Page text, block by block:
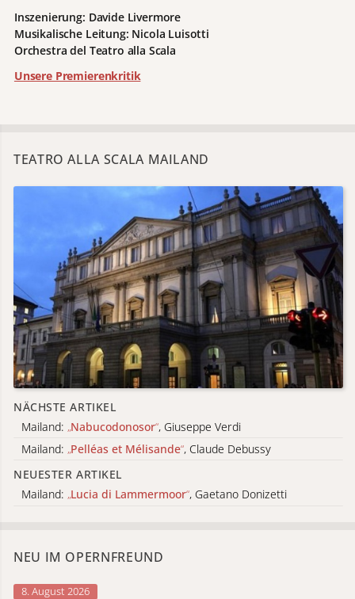
Inszenierung: Davide Livermore
Musikalische Leitung: Nicola Luisotti
Orchestra del Teatro alla Scala
Unsere Premierenkritik
TEATRO ALLA SCALA MAILAND
NÄCHSTE ARTIKEL
Mailand: „Nabucodonosor“, Giuseppe Verdi
Mailand: „Pelléas et Mélisande“, Claude Debussy
NEUESTER ARTIKEL
Mailand: „Lucia di Lammermoor“, Gaetano Donizetti
NEU IM OPERNFREUND
8. August 2026